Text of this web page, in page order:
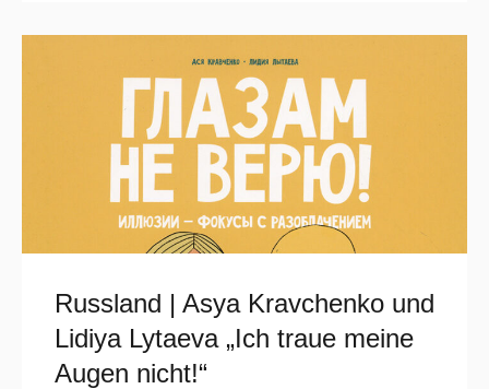
Russland | Asya Kravchenko und
Lidiya Lytaeva „Ich traue meine
Augen nicht!“